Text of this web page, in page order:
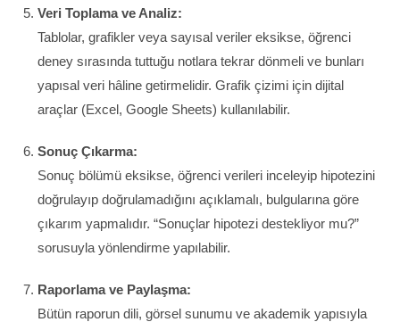
Veri Toplama ve Analiz:
Tablolar, grafikler veya sayısal veriler eksikse, öğrenci
deney sırasında tuttuğu notlara tekrar dönmeli ve bunları
yapısal veri hâline getirmelidir. Grafik çizimi için dijital
araçlar (Excel, Google Sheets) kullanılabilir.
Sonuç Çıkarma:
Sonuç bölümü eksikse, öğrenci verileri inceleyip hipotezini
doğrulayıp doğrulamadığını açıklamalı, bulgularına göre
çıkarım yapmalıdır. “Sonuçlar hipotezi destekliyor mu?”
sorusuyla yönlendirme yapılabilir.
Raporlama ve Paylaşma:
Bütün raporun dili, görsel sunumu ve akademik yapısıyla